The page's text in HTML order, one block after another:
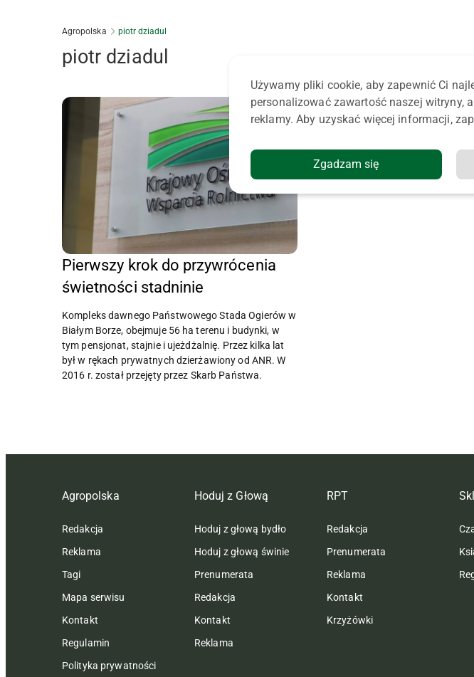
Agropolska piotr dziadul
piotr dziadul
Pierwszy krok do przywrócenia
świetności stadninie
Kompleks dawnego Państwowego Stada Ogierów w
Białym Borze, obejmuje 56 ha terenu i budynki, w
tym pensjonat, stajnie i ujeżdżalnię. Przez kilka lat
był w rękach prywatnych dzierżawiony od ANR. W
2016 r. został przejęty przez Skarb Państwa.
Agropolska
Redakcja
Reklama
Tagi
Mapa serwisu
Kontakt
Regulamin
Polityka prywatności
Hoduj z Głową
Hoduj z głową bydło
Hoduj z głową świnie
Prenumerata
Redakcja
Kontakt
Reklama
RPT
Redakcja
Prenumerata
Reklama
Kontakt
Krzyżówki
Używamy pliki cookie, aby zapewnić Ci
personalizować zawartość naszej witryny,
reklamy. Aby uzyskać więcej informacji,
Zgadzam się